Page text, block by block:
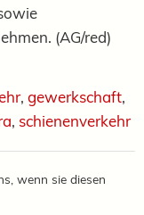
(AG/red)
, gewerkschaft,
, schienenverkehr
wenn sie diesen